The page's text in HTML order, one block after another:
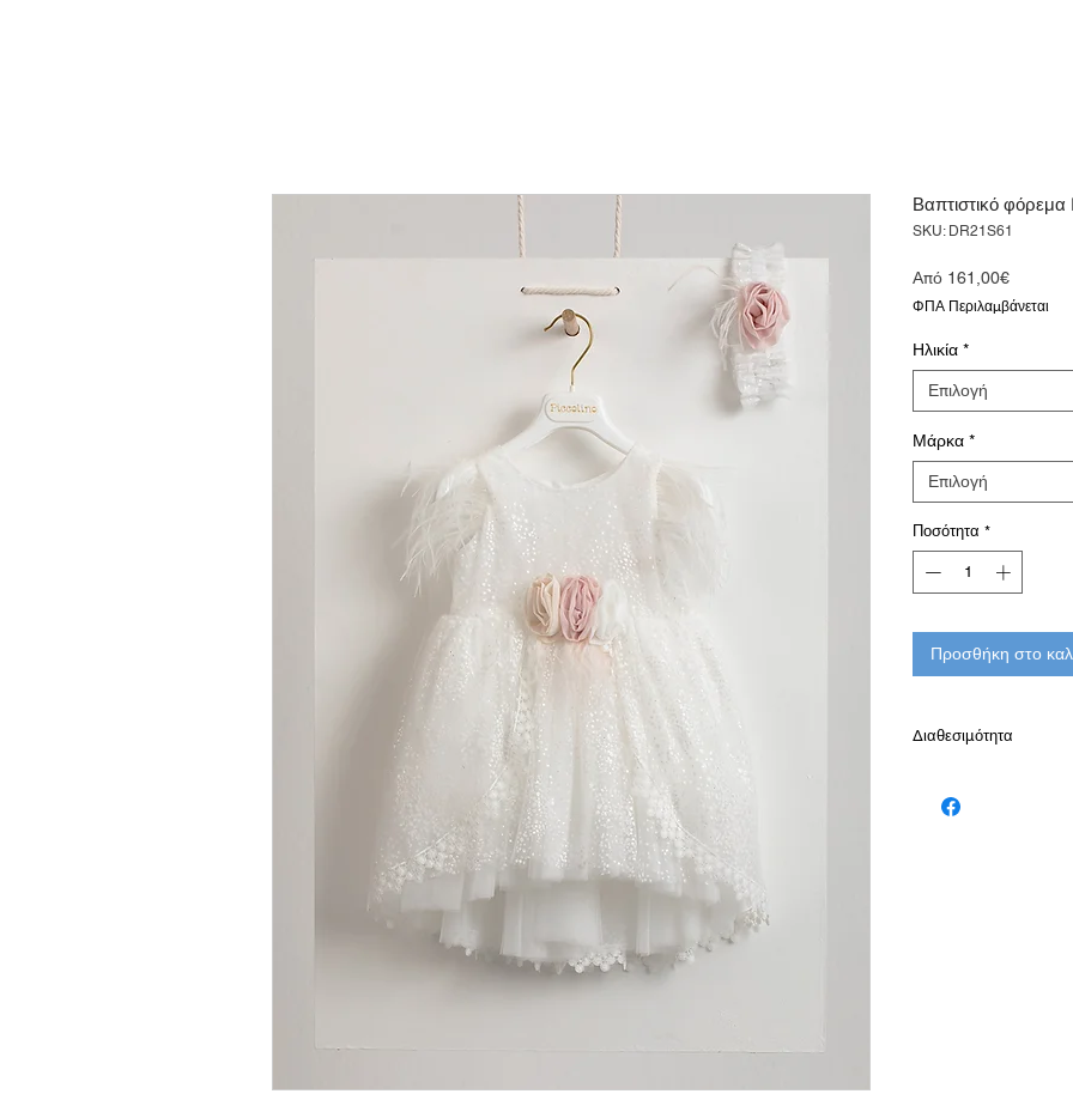
Βαπτιστικό
SKU: DR21S61
Από 161,00€Τιμή
ΦΠΑ Περιλαμβάνεται
Ηλικία *
Επιλογή
Μάρκα *
Επιλογή
Ποσότητα *
Προσθήκη στο
Διαθεσιμότητα